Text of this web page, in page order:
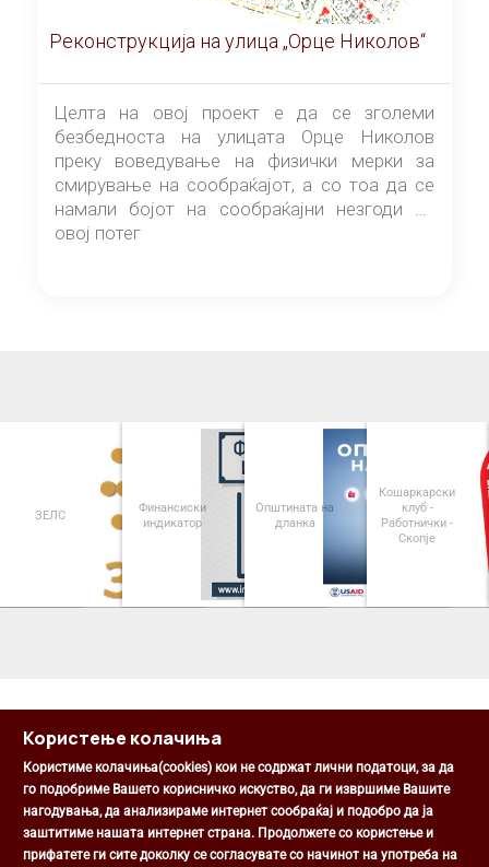
Реконструкција на улица „Орце Николов“
Целта на овој проект е да се зголеми
безбедноста на улицата Орце Николов
преку воведување на физички мерки за
смирување на сообраќајот, а со тоа да се
намали бојот на сообраќајни незгоди на
овој потег
ЗЕЛС
Финансиски
индикатор
Општината на
дланка
Кошаркарски
клуб -
Работнички -
Скопје
Општина Центар
Михаил Цоков бр. 1, Скопје
Користење колачиња
Користиме колачиња(cookies) кои не содржат лични податоци, за да
го подобриме Вашето корисничко искуство, да ги извршиме Вашите
нагодувања, да анализираме интернет сообраќај и подобро да ја
заштитиме нашата интернет страна. Продолжете со користење и
прифатете ги сите доколку се согласувате со начинот на употреба на